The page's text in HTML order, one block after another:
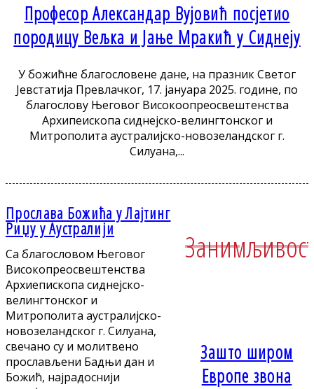
Професор Александар Вујовић посјетио
породицу Вељка и Јање Мракић у Сиднеју
У божићне благословене дане, на празник Светог
Јевстатија Превлачког, 17. јануара 2025. године, по
благослову Његовог Високоопреосвештенства
Архипеископа сиднејско-велингтонског и
Митрополита аустралијско-новозеландског г.
Силуана,...
Прослава Божића у Лајтинг
Риџу у Аустралији
Са благословом Његовог
Високопреосвештенства
Архиепископа сиднејско-
велингтонског и
Митрополита аустралијско-
новозеландског г. Силуана,
свечано су и молитвено
прослављени Бадњи дан и
Божић, најрадоснији
Зашто широм
Европе звона